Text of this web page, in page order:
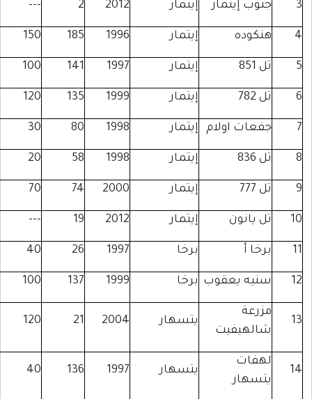
إيتمار إيتمار 2012
2
---
إيتمار 1996
185
150
إيتمار 1997
141
100
إيتمار 1999
135
120
اولام إيتمار 1998
80
30
إيتمار 1998
58
20
إيتمار 2000
74
70
يانون إيتمار 2012
19
---
أ 26
40
يعقوب برخا 137
100
2004
21
120
1997
136
40